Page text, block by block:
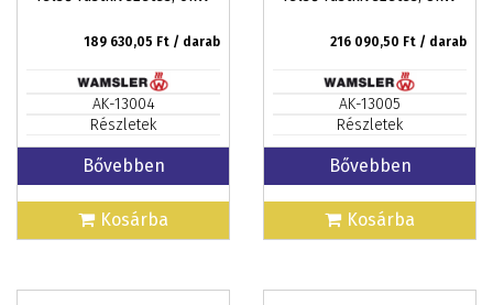
189 630,05 Ft / darab
AK-13004
Részletek
Bővebben
Kosárba
216 090,50 Ft / darab
AK-13005
Részletek
Bővebben
Kosárba